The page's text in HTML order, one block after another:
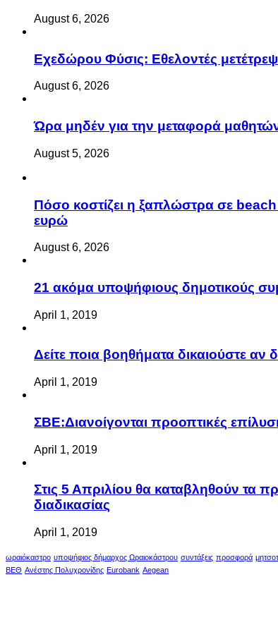
August 6, 2026
Eχεδώρου Φύσις: Εθελοντές
August 6, 2026
Ώρα μηδέν για την μεταφορά
August 5, 2026
Πόσο κοστίζει η ξαπλώστρα σε beach
ευρώ
August 6, 2026
21 ακόμα υποψήφιους δημοτικούς
April 1, 2019
Δείτε ποια βοηθήματα δικαιούστε
April 1, 2019
ΣΒΕ:Διανοίγονται προοπτικές
April 1, 2019
Στις 5 Απριλίου θα καταβληθούν τα
διαδικασίας
April 1, 2019
ωραιόκαστρο υποψήφιος δήμαρχος Ωραιοκάστρου συντάξεις προσφορά
ΒΕΘ Ανέστης Πολυχρονίδης Eurobank Aegean